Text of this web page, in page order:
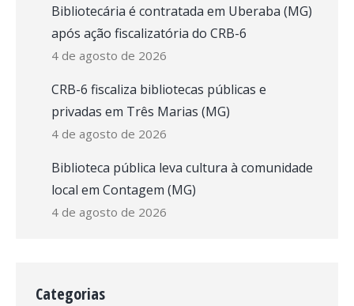
Bibliotecária é contratada em Uberaba (MG)
após ação fiscalizatória do CRB-6
4 de agosto de 2026
CRB-6 fiscaliza bibliotecas públicas e
privadas em Três Marias (MG)
4 de agosto de 2026
Biblioteca pública leva cultura à comunidade
local em Contagem (MG)
4 de agosto de 2026
Categorias